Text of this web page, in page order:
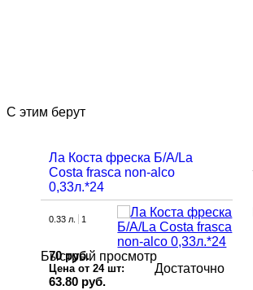
С этим берут
Ла Коста фреска Б/А/La
Costa frasca non-alco
0,33л.*24
Быстрый просмотр
0.33 л. 1
70 руб.
Цена от 24 шт:
63.80 руб.
Достаточно